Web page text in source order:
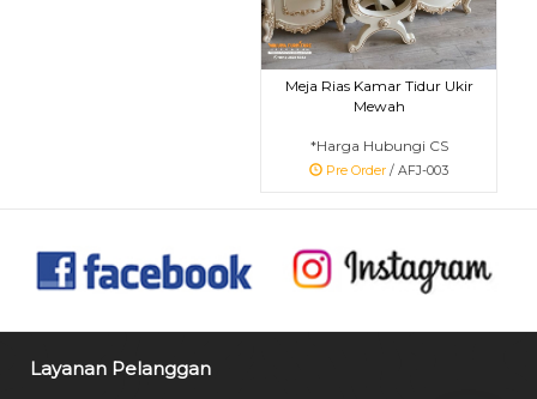
Meja Rias Kamar Tidur Ukir
Mewah
*Harga Hubungi CS
Pre Order / AFJ-003
Layanan Pelanggan